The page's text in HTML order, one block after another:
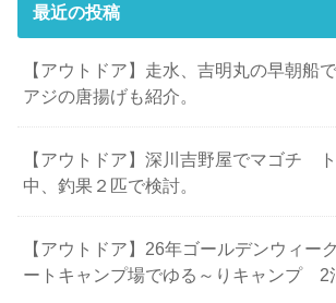
最近の投稿
【アウトドア】走水、吉明丸の早朝船
アジの唐揚げも紹介。
【アウトドア】深川吉野屋でマゴチ
中、釣果２匹で検討。
【アウトドア】26年ゴールデンウィ
ートキャンプ場でゆる～りキャンプ 2